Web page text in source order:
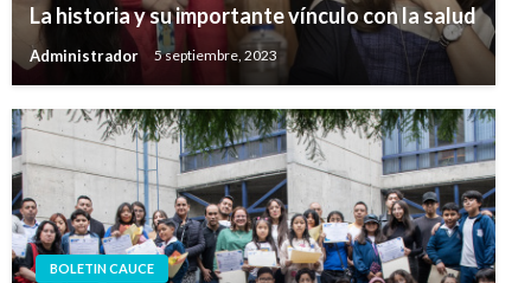
La historia y su importante vínculo con la salud
Administrador 5 septiembre, 2023
BOLETIN CAUCE